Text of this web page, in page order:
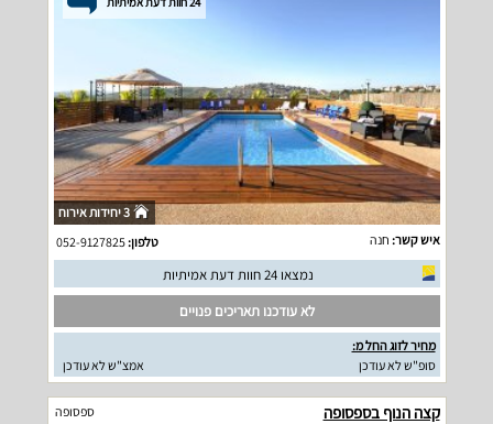
3 יחידות אירוח
איש קשר: חנה טלפון:052-9127825
נמצאו 24 חוות דעת אמיתיות
לא עודכנו תאריכים פנויים
מחיר לזוג החל מ:
סופ"ש לא עודכן
אמצ"ש לא עודכן
קצה הנוף בספסופה ספסופה